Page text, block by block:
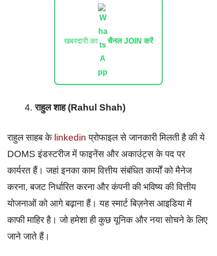
खबरदारी का चैनल JOIN करें
राहुल शाह (Rahul Shah)
राहुल साहब के linkedinप्रोफाइल से जानकारी मिलती है की ये
DOMS इंडस्टरीज में फाइनेंस और अकाउंट्स के पद पर
कार्यरत हैं। जहां इनका काम वित्तीय संबंधित कार्यों को मैनेज
करना, बजट निर्धारित करना और कंपनी की भविष्य की वित्तीय
योजनाओं को आगे बढ़ाना हैं। यह स्मार्ट बिज़नेस आइडिया में
काफी माहिर है। जो हमेशा ही कुछ यूनिक और नया सोचने के लिए
जाने जाते हैं।